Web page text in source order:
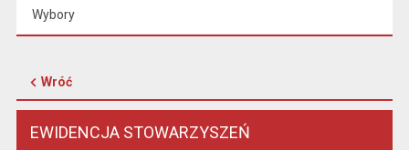
Wybory
Wróć
EWIDENCJA STOWARZYSZEŃ